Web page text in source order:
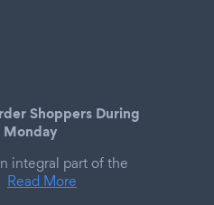
Shoppers During
integral part of the
Read More